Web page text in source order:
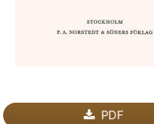
PDF